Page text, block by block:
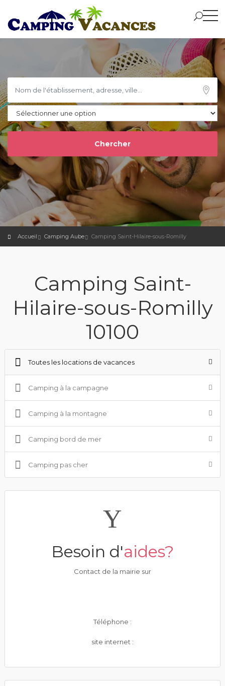
Accueil Camping Aube Camping Saint-Hilaire-sous-Romilly
Camping Saint-
Hilaire-sous-Romilly
10100
Toutes les locations de vacances
Camping à la campagne
Camping à la montagne
Camping bord de mer
Camping pas cher
Besoin d'aides?
Contact de la mairie sur
Téléphone :
site internet :